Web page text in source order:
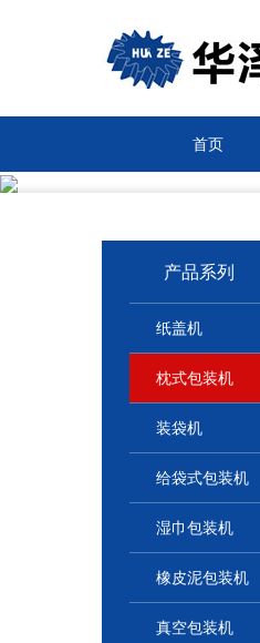
首页
产品系列
纸盖机
枕式包装机
装袋机
给袋式包装机
湿巾包装机
橡皮泥包装机
真空包装机